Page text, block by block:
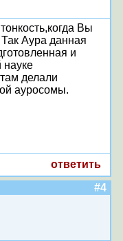
Вы
Аура данная
и
науке
делали
ауросомы.
ответить
#4